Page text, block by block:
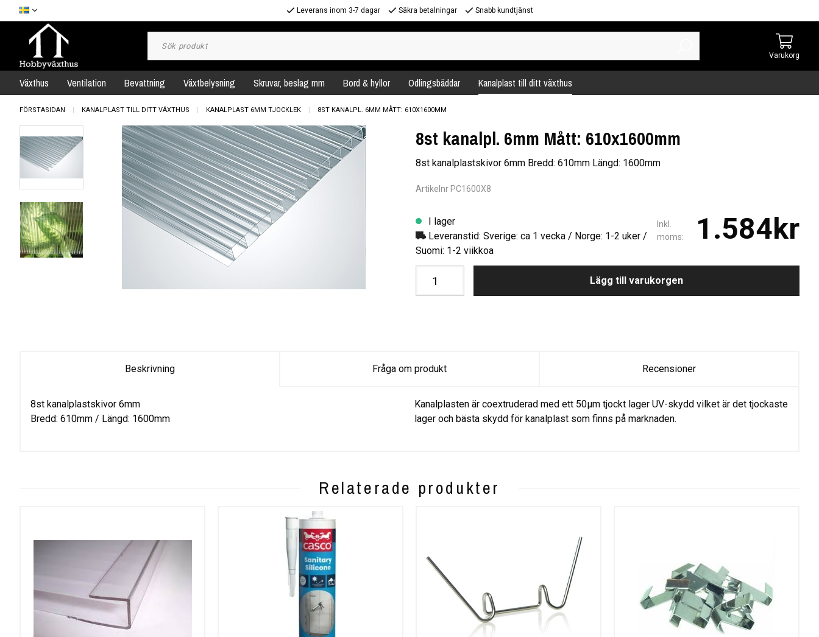
Leverans inom 3-7 dagar Säkra betalningar Snabb kundtjänst
Varukorg
Växthus Ventilation Bevattning Växtbelysning Skruvar, beslag mm Bord & hyllor Odlingsbäddar Kanalplast till ditt växthus
FÖRSTASIDAN KANALPLAST TILL DITT VÄXTHUS KANALPLAST 6MM TJOCKLEK 8ST KANALPL. 6MM MÅTT: 610X1600MM
8st kanalpl. 6mm Mått: 610x1600mm
8st kanalplastskivor 6mm Bredd: 610mm Längd: 1600mm
Artikelnr PC1600X8
I lager
Leveranstid: Sverige: ca 1 vecka / Norge: 1-2 uker /
Suomi: 1-2 viikkoa
Inkl.
moms:
1.584kr
Lägg till varukorgen
Beskrivning Fråga om produkt Recensioner
8st kanalplastskivor 6mm
Bredd: 610mm / Längd: 1600mm
Kanalplasten är coextruderad med ett 50µm tjockt lager UV-skydd vilket är det tjockaste
lager och bästa skydd för kanalplast som finns på marknaden.
Relaterade produkter